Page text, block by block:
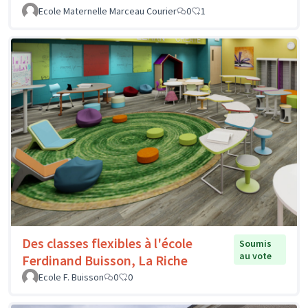
Ecole Maternelle Marceau Courier 0 1
Des classes flexibles à l'école
Ferdinand Buisson, La Riche
Soumis
au vote
Ecole F. Buisson
0 0